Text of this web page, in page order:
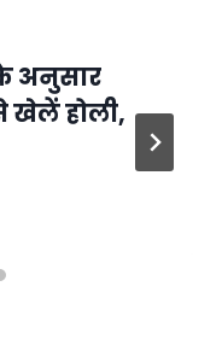
अनुसार
खेलें होली,